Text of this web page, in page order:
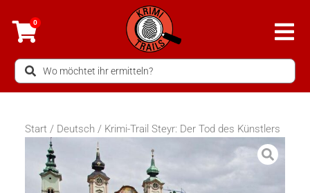
Inhalt
springen
0
Search
...
Start / Deutsch / Krimi-Trail Steyr: Der Tod des Künstlers